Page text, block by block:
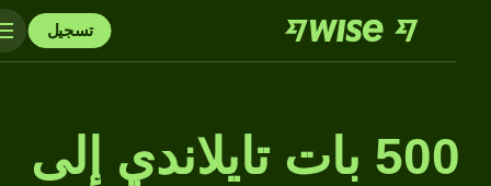
تسجيل
500 بات تايلاندي إلى